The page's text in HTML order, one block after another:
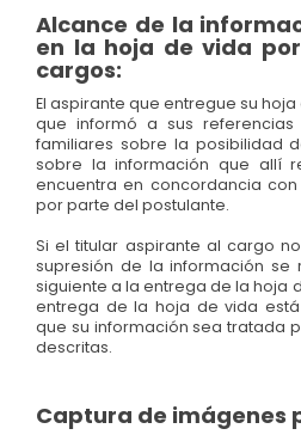
Alcance de la
en la hoja de vida
cargos:
El aspirante que entregue su
que informó a sus
familiares sobre la posibilidad
sobre la información que allí
encuentra en concordancia
por parte del postulante.
Si el titular aspirante al cargo
supresión de la información se
siguiente a la entrega de la hoja
entrega de la hoja de vida
que su información sea tratada
descritas.
Captura de imágenes